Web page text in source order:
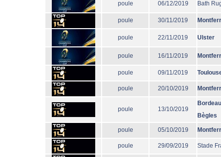
poule 06/12/2019 Bath
poule 30/11/2019
poule 22/11/2019 Ulster
poule 16/11/2019
poule 09/11/2019
poule 20/10/2019
poule 13/10/2019
Bègles
poule 05/10/2019
poule 29/09/2019 Stade